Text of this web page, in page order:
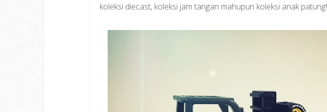
koleksi diecast, koleksi jam tangan mahupun koleksi anak patung!